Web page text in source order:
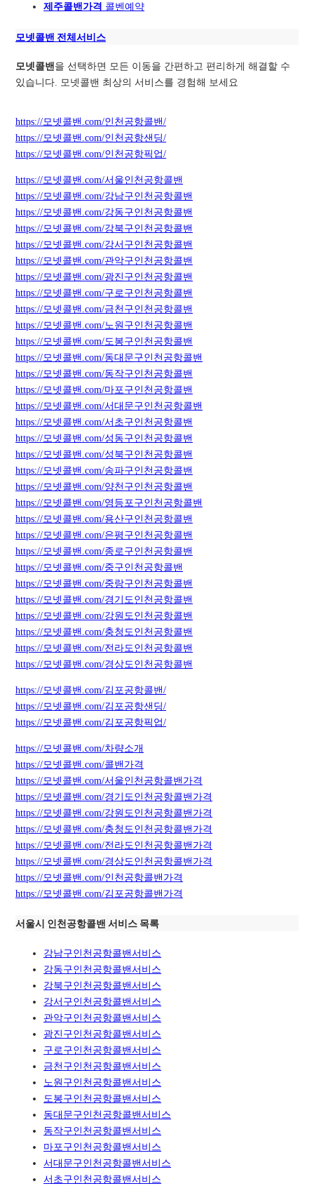
제주콜밴가격 콜벤예약
모넷콜밴 전체서비스
모넷콜밴을 선택하면 모든 이동을 간편하고 편리하게 해결할 수
있습니다. 모넷콜밴 최상의 서비스를 경험해 보세요
https://모넷콜밴.com/인천공항콜밴/
https://모넷콜밴.com/인천공항샌딩/
https://모넷콜밴.com/인천공항픽업/
https://모넷콜밴.com/서울인천공항콜밴
https://모넷콜밴.com/강남구인천공항콜밴
https://모넷콜밴.com/강동구인천공항콜밴
https://모넷콜밴.com/강북구인천공항콜밴
https://모넷콜밴.com/강서구인천공항콜밴
https://모넷콜밴.com/관악구인천공항콜밴
https://모넷콜밴.com/광진구인천공항콜밴
https://모넷콜밴.com/구로구인천공항콜밴
https://모넷콜밴.com/금천구인천공항콜밴
https://모넷콜밴.com/노원구인천공항콜밴
https://모넷콜밴.com/도봉구인천공항콜밴
https://모넷콜밴.com/동대문구인천공항콜밴
https://모넷콜밴.com/동작구인천공항콜밴
https://모넷콜밴.com/마포구인천공항콜밴
https://모넷콜밴.com/서대문구인천공항콜밴
https://모넷콜밴.com/서초구인천공항콜밴
https://모넷콜밴.com/성동구인천공항콜밴
https://모넷콜밴.com/성북구인천공항콜밴
https://모넷콜밴.com/송파구인천공항콜밴
https://모넷콜밴.com/양천구인천공항콜밴
https://모넷콜밴.com/영등포구인천공항콜밴
https://모넷콜밴.com/용산구인천공항콜밴
https://모넷콜밴.com/은평구인천공항콜밴
https://모넷콜밴.com/종로구인천공항콜밴
https://모넷콜밴.com/중구인천공항콜밴
https://모넷콜밴.com/중랑구인천공항콜밴
https://모넷콜밴.com/경기도인천공항콜밴
https://모넷콜밴.com/강원도인천공항콜밴
https://모넷콜밴.com/충청도인천공항콜밴
https://모넷콜밴.com/전라도인천공항콜밴
https://모넷콜밴.com/경상도인천공항콜밴
https://모넷콜밴.com/김포공항콜밴/
https://모넷콜밴.com/김포공항샌딩/
https://모넷콜밴.com/김포공항픽업/
https://모넷콜밴.com/차량소개
https://모넷콜밴.com/콜밴가격
https://모넷콜밴.com/서울인천공항콜밴가격
https://모넷콜밴.com/경기도인천공항콜밴가격
https://모넷콜밴.com/강원도인천공항콜밴가격
https://모넷콜밴.com/충청도인천공항콜밴가격
https://모넷콜밴.com/전라도인천공항콜밴가격
https://모넷콜밴.com/경상도인천공항콜밴가격
https://모넷콜밴.com/인천공항콜밴가격
https://모넷콜밴.com/김포공항콜밴가격
서울시 인천공항콜밴 서비스 목록
강남구인천공항콜밴서비스
강동구인천공항콜밴서비스
강북구인천공항콜밴서비스
강서구인천공항콜밴서비스
관악구인천공항콜밴서비스
광진구인천공항콜밴서비스
구로구인천공항콜밴서비스
금천구인천공항콜밴서비스
노원구인천공항콜밴서비스
도봉구인천공항콜밴서비스
동대문구인천공항콜밴서비스
동작구인천공항콜밴서비스
마포구인천공항콜밴서비스
서대문구인천공항콜밴서비스
서초구인천공항콜밴서비스